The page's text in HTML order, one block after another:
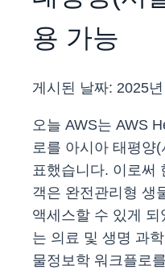
용 가능
게시된 날짜: 2025
오늘 AWS는 AWS
로를 아시아 태평양
표했습니다. 이로써
객은 완전관리형 생
액세스할 수 있게 되
는 의료 및 생명 과
물정보학 워크플로